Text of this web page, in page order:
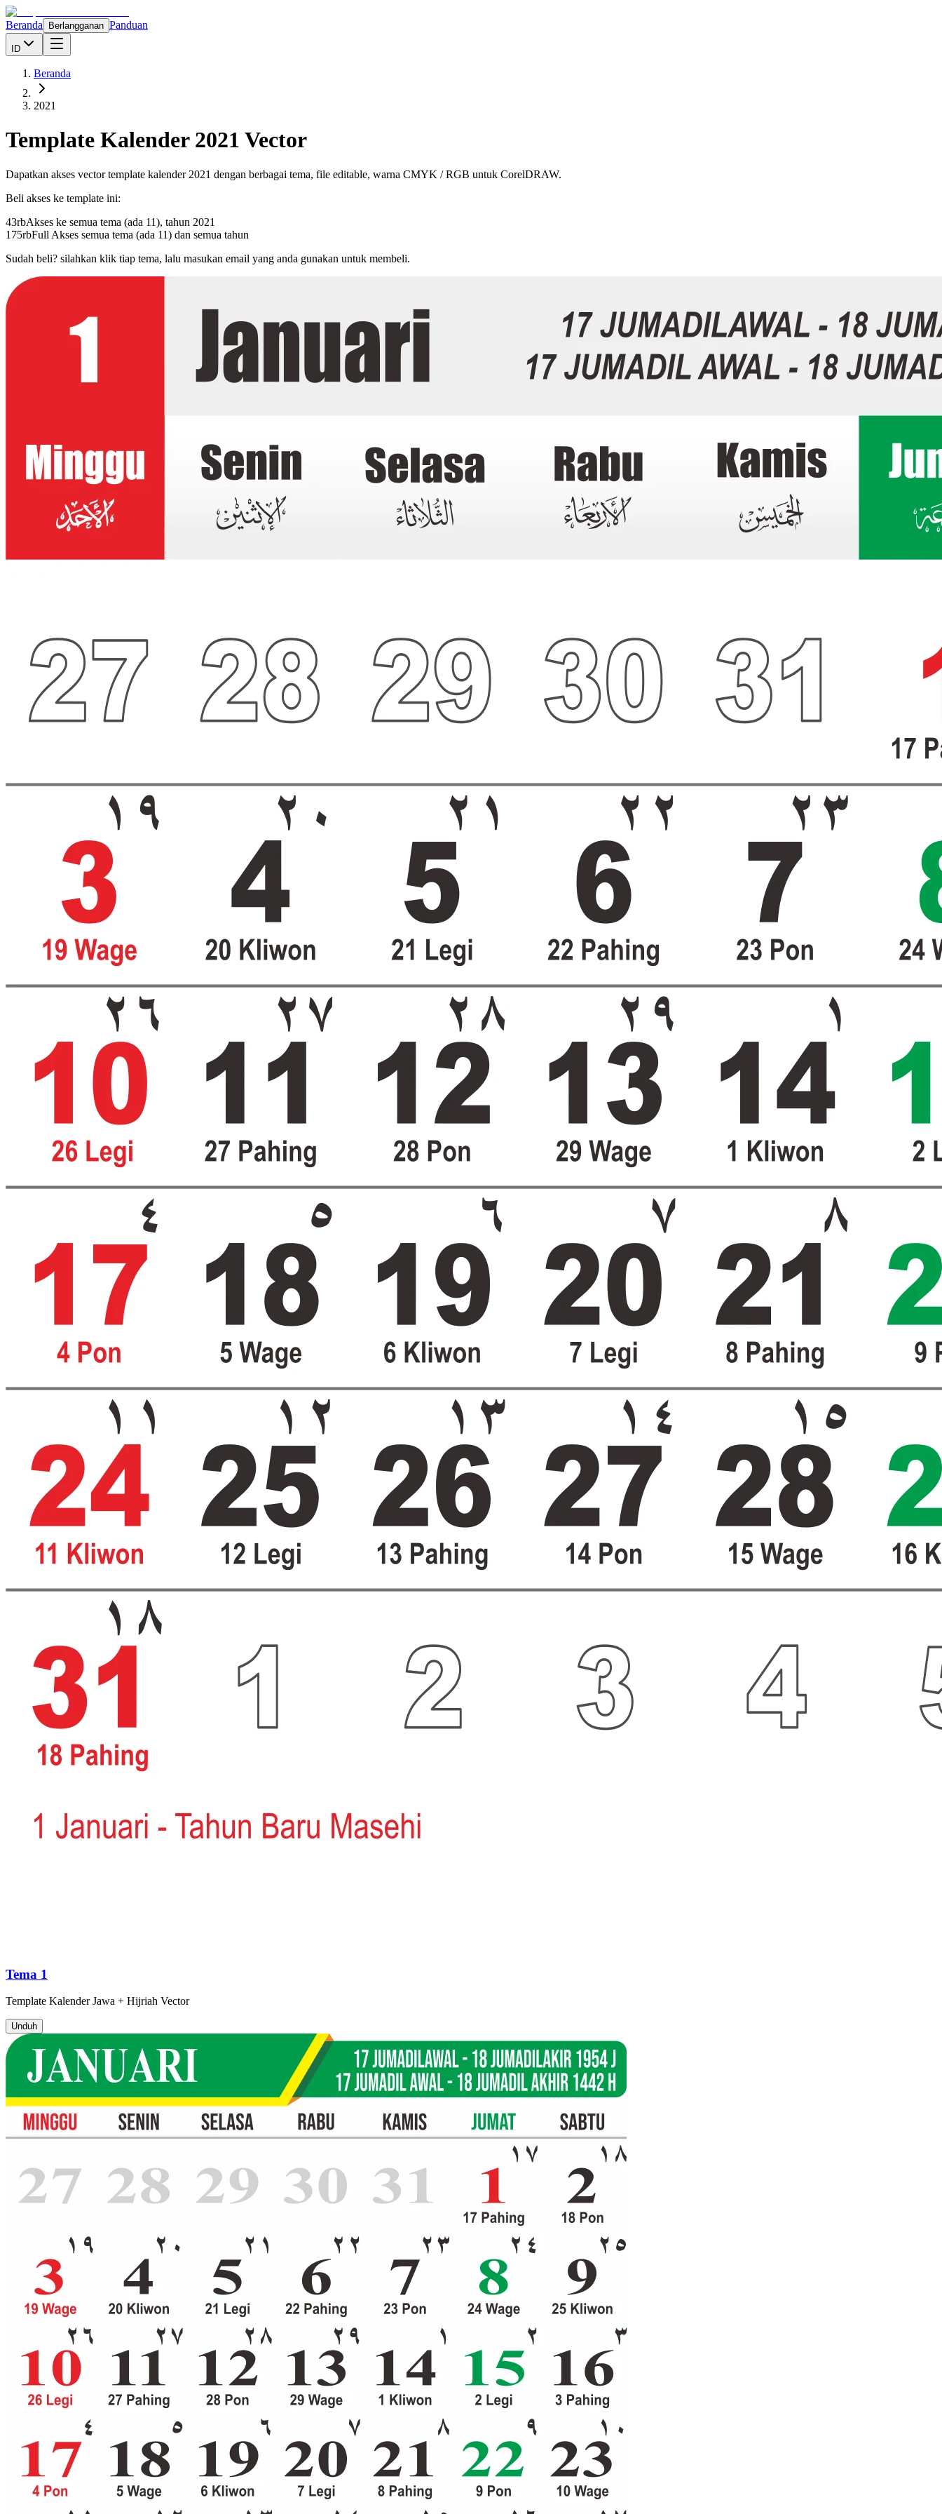
Beranda Berlangganan Panduan
ID
Beranda
2021
Template Kalender 2021 Vector
Dapatkan akses vector template kalender 2021 dengan berbagai tema, file editable, warna CMYK / RGB untuk CorelDRAW.
Beli akses ke template ini:
43rbAkses ke semua tema (ada 11), tahun 2021
175rbFull Akses semua tema (ada 11) dan semua tahun
Sudah beli? silahkan klik tiap tema, lalu masukan email yang anda gunakan untuk membeli.
Tema 1
Template Kalender Jawa + Hijriah Vector
Unduh